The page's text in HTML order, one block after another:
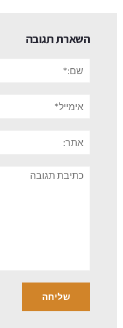
השארת תגובה
תגובה